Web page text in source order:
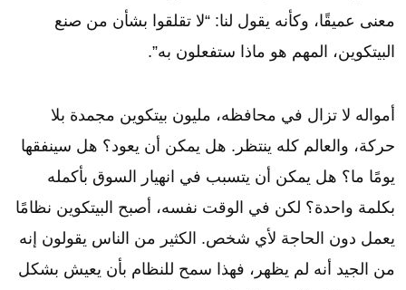
معنى عميقًا، وكأنه يقول لنا: “لا تقلقوا بشأن من صنع
البيتكوين، المهم هو ماذا ستفعلون به”.
أمواله لا تزال في محافظه، مليون بيتكوين مجمدة بلا
حركة، والعالم كله ينتظر. هل يمكن أن يعود؟ هل سينفقها
يومًا ما؟ هل يمكن أن يتسبب في انهيار السوق بأكمله
بكلمة واحدة؟ لكن في الوقت نفسه، أصبح البيتكوين نظامًا
يعمل دون الحاجة لأي شخص. الكثير من الناس يقولون إنه
من الجيد أنه لم يظهر، فهذا سمح للنظام بأن يعيش بشكل